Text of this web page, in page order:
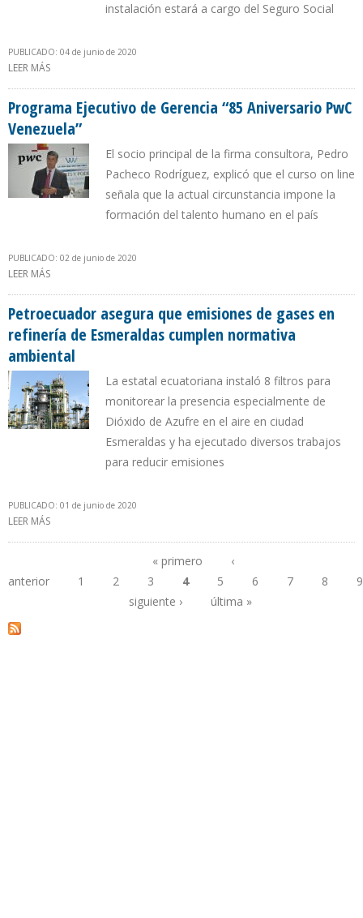
instalación estará a cargo del Seguro Social
PUBLICADO: 04 de junio de 2020
LEER MÁS
Programa Ejecutivo de Gerencia “85 Aniversario PwC
Venezuela”
El socio principal de la firma consultora, Pedro
Pacheco Rodríguez, explicó que el curso on line
señala que la actual circunstancia impone la
formación del talento humano en el país
PUBLICADO: 02 de junio de 2020
LEER MÁS
Petroecuador asegura que emisiones de gases en
refinería de Esmeraldas cumplen normativa
ambiental
La estatal ecuatoriana instaló 8 filtros para
monitorear la presencia especialmente de
Dióxido de Azufre en el aire en ciudad
Esmeraldas y ha ejecutado diversos trabajos
para reducir emisiones
PUBLICADO: 01 de junio de 2020
LEER MÁS
Páginas
« primero
‹
anterior
1 2 3 4 5 6 7 8
9
siguiente ›
última »